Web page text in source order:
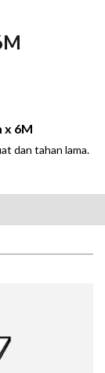
x 6M
dan tahan lama.